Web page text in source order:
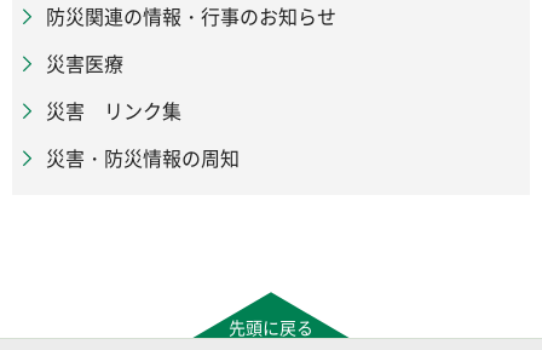
防災関連の情報・行事のお知らせ
災害医療
災害 リンク集
災害・防災情報の周知
先頭に戻る